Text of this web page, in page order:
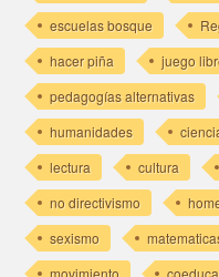
escuelas bosque
hacer piña
juego
pedagogías alternativas
humanidades
lectura
cultura
no directivismo
sexismo
movimiento